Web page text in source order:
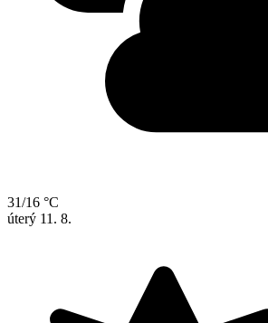
31/16 °C
úterý 11. 8.